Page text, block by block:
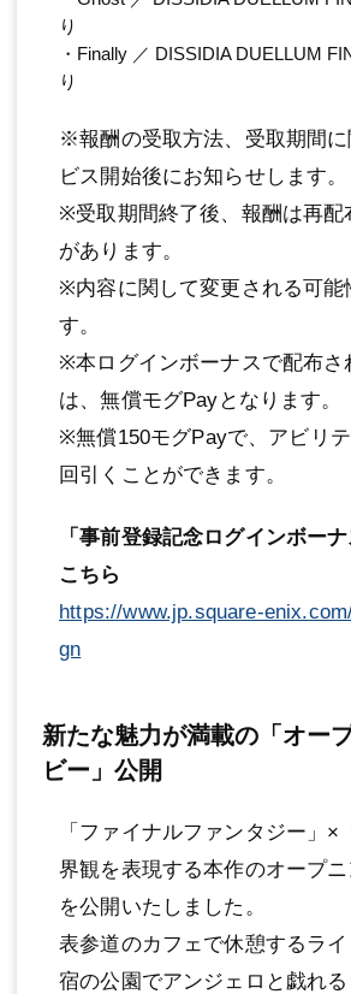
り
・Finally ／ DISSIDIA DUELLUM
り
※報酬の受取方法、受取期間
ビス開始後にお知らせします。
※受取期間終了後、報酬は再配
があります。
※内容に関して変更される可能
す。
※本ログインボーナスで配布さ
は、無償モグPayとなります。
※無償150モグPayで、アビリ
回引くことができます。
「事前登録記念ログインボー
こちら
https://www.jp.square-
gn
新たな魅力が満載の「オー
ビー」公開
「ファイナルファンタジー」×
界観を表現する本作のオープ
を公開いたしました。
表参道のカフェで休憩するラ
宿の公園でアンジェロと戯れる